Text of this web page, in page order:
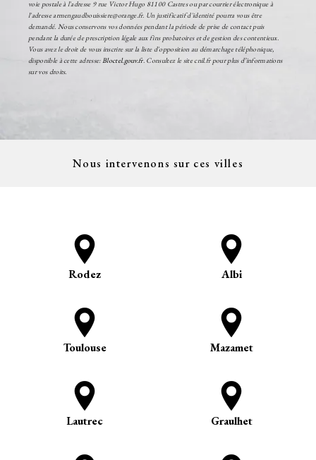
voie postale à l'adresse 9 rue Victor Hugo 81100 Castres ou par courrier électronique à
l'adresse armengaudbouissiere@orange.fr. Un justificatif d'identité pourra vous être
demandé. Nous conservons vos données pendant la période de prise de contact puis
pendant la durée de prescription légale aux fins probatoires et de gestion des contentieux.
Vous avez le droit de vous inscrire sur la liste d'opposition au démarchage téléphonique,
disponible à cette adresse:Bloctel.gouv.fr. Consultez le site cnil.fr pour plus d’informations
sur vos droits.
Nous intervenons sur ces villes
Rodez Albi
Toulouse Mazamet
Lautrec Graulhet